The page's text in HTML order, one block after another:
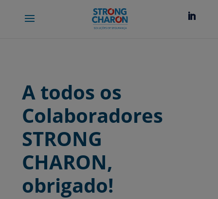
A todos os
Colaboradores
STRONG
CHARON,
obrigado!